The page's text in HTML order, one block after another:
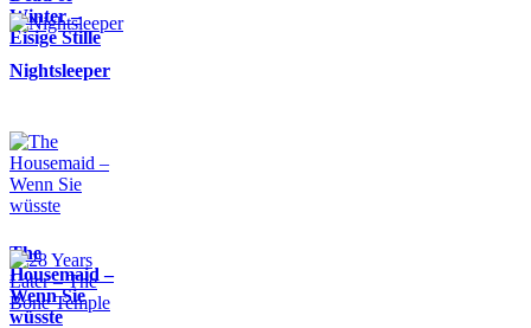
Winter –
Eisige Stille
Nightsleeper
The
Housemaid –
Wenn Sie
wüsste